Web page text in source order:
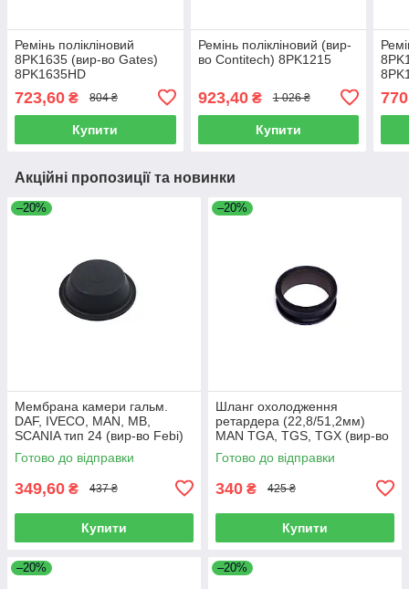
Ремінь полікліновий
8PK1635 (вир-во Gates)
8PK1635HD
723,60 ₴ 804 ₴
Купити
Ремінь полікліновий (вир-
во Contitech) 8PK1215
923,40₴ 1 026 ₴
Купити
Акційні пропозиції та новинки
–20%
Мембрана камери гальм.
DAF, IVECO, MAN, MB,
SCANIA тип 24 (вир-во Febi)
07103
Готово до відправки
349,60 ₴ 437 ₴
Купити
–20%
Шланг охолодження
ретардера (22,8/51,2мм)
MAN TGA, TGS, TGX (вир-во
Sampa) 023.258
Готово до відправки
340 ₴ 425 ₴
Купити
–20% –20%